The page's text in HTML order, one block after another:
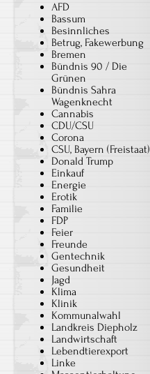
AFD
Bassum
Besinnliches
Betrug, Fakewerbung
Bremen
Bündnis 90 / Die
Grünen
Bündnis Sahra
Wagenknecht
Cannabis
CDU/CSU
Corona
CSU, Bayern (Freistaat)
Donald Trump
Einkauf
Energie
Erotik
Familie
FDP
Feier
Freunde
Gentechnik
Gesundheit
Jagd
Klima
Klinik
Kommunalwahl
Landkreis Diepholz
Landwirtschaft
Lebendtierexport
Linke